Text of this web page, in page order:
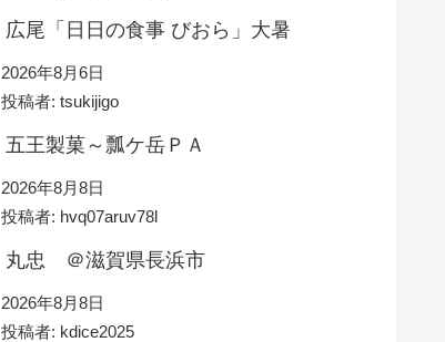
広尾「日日の食事 びおら」大暑
2026年8月6日
投稿者: tsukijigo
五王製菓～瓢ケ岳ＰＡ
2026年8月8日
投稿者: hvq07aruv78l
丸忠 ＠滋賀県長浜市
2026年8月8日
投稿者: kdice2025